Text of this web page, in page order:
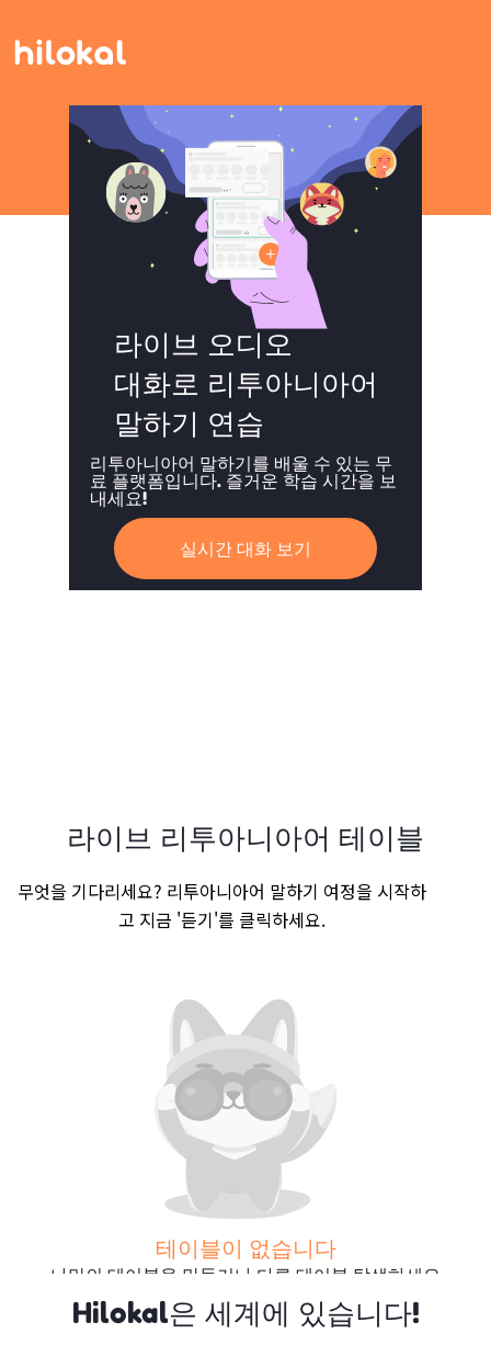
라이브 오디오
대화로 리투아니아어
말하기 연습
리투아니아어 말하기를 배울 수 있는 무
료 플랫폼입니다. 즐거운 학습 시간을 보
내세요!
실시간 대화 보기
라이브 리투아니아어 테이블
무엇을 기다리세요? 리투아니아어 말하기 여정을 시작하
고 지금 '듣기'를 클릭하세요.
테이블이 없습니다
나만의 테이블을 만들거나 다른 테이블 탐색하세요
더 많은 테이블 검색
Hilokal은 세계에 있습니다!